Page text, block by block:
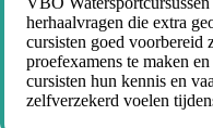
herhaalvragen die extra
cursisten goed voorbereid
proefexamens te maken
cursisten hun kennis en
zelfverzekerd voelen